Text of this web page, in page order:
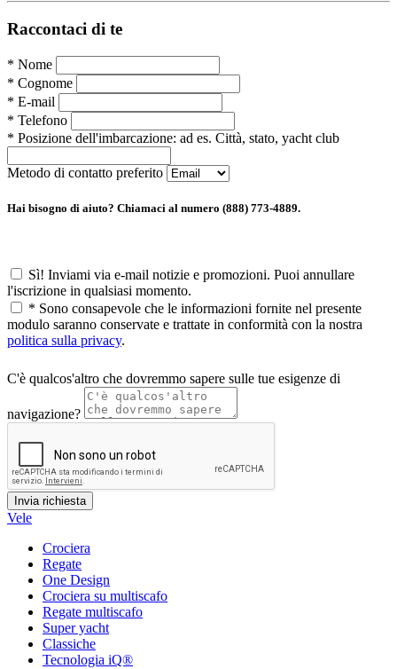
Raccontaci di te
* Nome
* Cognome
* E-mail
* Telefono
* Posizione dell'imbarcazione: ad es. Città, stato, yacht club
Metodo di contatto preferito
Hai bisogno di aiuto? Chiamaci al numero (888) 773-4889.
Sì! Inviami via e-mail notizie e promozioni. Puoi annullare
l'iscrizione in qualsiasi momento.
* Sono consapevole che le informazioni fornite nel presente
modulo saranno conservate e trattate in conformità con la nostra
politica sulla privacy.
C'è qualcos'altro che dovremmo sapere sulle tue esigenze di
navigazione?
Vele
Crociera
Regate
One Design
Crociera su multiscafo
Regate multiscafo
Super yacht
Classiche
Tecnologia iQ®